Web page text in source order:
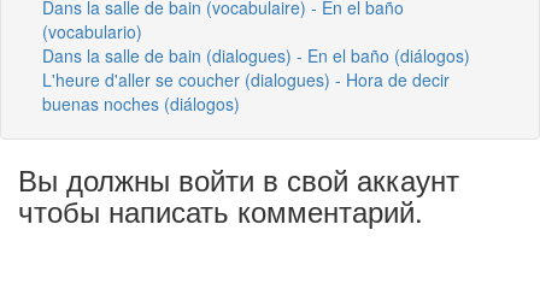
Dans la salle de bain (vocabulaire) - En el baño
(vocabulario)
Dans la salle de bain (dialogues) - En el baño (diálogos)
L'heure d'aller se coucher (dialogues) - Hora de decir
buenas noches (diálogos)
Вы должны войти в свой аккаунт
чтобы написать комментарий.